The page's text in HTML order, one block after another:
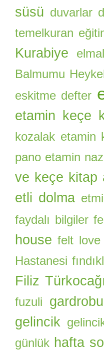
süsü duvarlar
temelkuran
Kurabiye
Balmumu
eskitme defter
etamin keçe
kozalak etamin
pano etamin
ve keçe kitap
etli dolma
faydalı bilgiler
house felt love
Hastanesi
Filiz Türkocağı
fuzuli
gelincik
günlük hafta